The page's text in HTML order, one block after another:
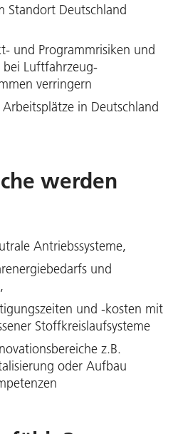
Standort Deutschland
und Programmrisiken und
bei Luftfahrzeug-
verringern
in Deutschland
werden
Antriebssysteme,
und
und -kosten mit
Stoffkreislaufsysteme
z.B.
oder Aufbau